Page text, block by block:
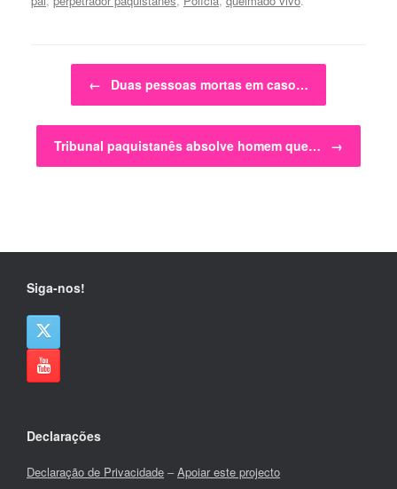
Post navigation
← Duas pessoas mortas em caso…
Tribunal paquistanês absolve homem que… →
Siga-nos!
Declarações
Declaração de Privacidade –Apoiar este projecto